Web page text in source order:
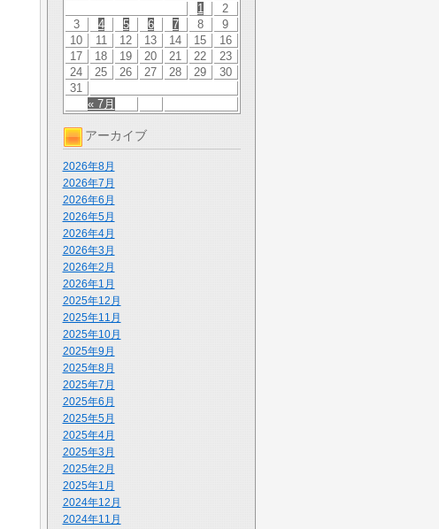
« 7月
1
2
3
4 5 6 7 8
9
10
11 12 13 14 15
16
17
18 19 20 21 22
23
24
25 26 27 28 29
30
31
アーカイブ
2026年8月
2026年7月
2026年6月
2026年5月
2026年4月
2026年3月
2026年2月
2026年1月
2025年12月
2025年11月
2025年10月
2025年9月
2025年8月
2025年7月
2025年6月
2025年5月
2025年4月
2025年3月
2025年2月
2025年1月
2024年12月
2024年11月